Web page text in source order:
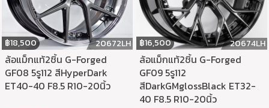
฿18,500 20672LH
ล้อแม็กแท้2ชิ้น G-Forged
GF08 5รู112 สีHyperDark
ET40-40 F8.5 R10-20นิ้ว
฿16,500 20674LH
ล้อแม็กแท้2ชิ้น G-Forged
GF09 5รู112
สีDarkGMglossBlack ET32-
40 F8.5 R10-20นิ้ว